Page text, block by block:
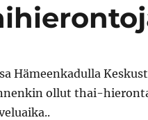
Hämeenkadulla
ollut thai-